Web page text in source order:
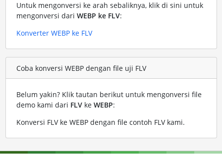
Untuk mengonversi ke arah sebaliknya, klik di sini untuk
mengonversi dari WEBP ke FLV:
Konverter WEBP ke FLV
Coba konversi WEBP dengan file uji FLV
Belum yakin? Klik tautan berikut untuk mengonversi file
demo kami dari FLVke WEBP:
Konversi FLV ke WEBP dengan file contoh FLV kami.